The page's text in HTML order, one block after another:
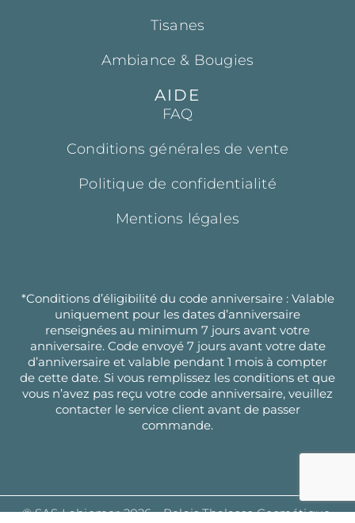
Tisanes
Ambiance & Bougies
AIDE
FAQ
Conditions générales de vente
Politique de confidentialité
Mentions légales
*Conditions d’éligibilité du code anniversaire : Valable
uniquement pour les dates d’anniversaire
renseignées au minimum 7 jours avant votre
anniversaire. Code envoyé 7 jours avant votre date
d’anniversaire et valable pendant 1 mois à compter
de cette date. Si vous remplissez les conditions et que
vous n’avez pas reçu votre code anniversaire, veuillez
contacter le service client avant de passer
commande.
© SAS Labiomer 2026 - Relais Thalasso Cosmétique,